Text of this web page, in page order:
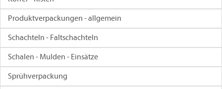
Produktverpackungen - allgemein
Schachteln - Faltschachteln
Schalen - Mulden - Einsätze
Sprühverpackung